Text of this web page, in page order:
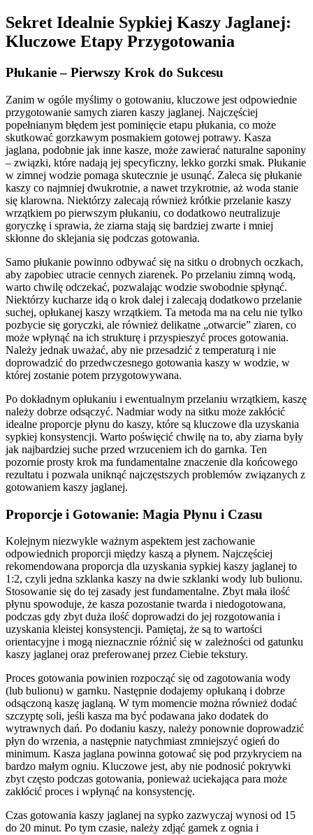
Sekret Idealnie Sypkiej Kaszy Jaglanej:
Kluczowe Etapy Przygotowania
Płukanie – Pierwszy Krok do Sukcesu
Zanim w ogóle myślimy o gotowaniu, kluczowe jest odpowiednie
przygotowanie samych ziaren kaszy jaglanej. Najczęściej
popełnianym błędem jest pominięcie etapu płukania, co może
skutkować gorzkawym posmakiem gotowej potrawy. Kasza
jaglana, podobnie jak inne kasze, może zawierać naturalne saponiny
– związki, które nadają jej specyficzny, lekko gorzki smak. Płukanie
w zimnej wodzie pomaga skutecznie je usunąć. Zaleca się płukanie
kaszy co najmniej dwukrotnie, a nawet trzykrotnie, aż woda stanie
się klarowna. Niektórzy zalecają również krótkie przelanie kaszy
wrzątkiem po pierwszym płukaniu, co dodatkowo neutralizuje
goryczkę i sprawia, że ziarna stają się bardziej zwarte i mniej
skłonne do sklejania się podczas gotowania.
Samo płukanie powinno odbywać się na sitku o drobnych oczkach,
aby zapobiec utracie cennych ziarenek. Po przelaniu zimną wodą,
warto chwilę odczekać, pozwalając wodzie swobodnie spłynąć.
Niektórzy kucharze idą o krok dalej i zalecają dodatkowo przelanie
suchej, opłukanej kaszy wrzątkiem. Ta metoda ma na celu nie tylko
pozbycie się goryczki, ale również delikatne „otwarcie” ziaren, co
może wpłynąć na ich strukturę i przyspieszyć proces gotowania.
Należy jednak uważać, aby nie przesadzić z temperaturą i nie
doprowadzić do przedwczesnego gotowania kaszy w wodzie, w
której zostanie potem przygotowywana.
Po dokładnym opłukaniu i ewentualnym przelaniu wrzątkiem, kaszę
należy dobrze odsączyć. Nadmiar wody na sitku może zakłócić
idealne proporcje płynu do kaszy, które są kluczowe dla uzyskania
sypkiej konsystencji. Warto poświęcić chwilę na to, aby ziarna były
jak najbardziej suche przed wrzuceniem ich do garnka. Ten
pozornie prosty krok ma fundamentalne znaczenie dla końcowego
rezultatu i pozwala uniknąć najczęstszych problemów związanych z
gotowaniem kaszy jaglanej.
Proporcje i Gotowanie: Magia Płynu i Czasu
Kolejnym niezwykle ważnym aspektem jest zachowanie
odpowiednich proporcji między kaszą a płynem. Najczęściej
rekomendowana proporcja dla uzyskania sypkiej kaszy jaglanej to
1:2, czyli jedna szklanka kaszy na dwie szklanki wody lub bulionu.
Stosowanie się do tej zasady jest fundamentalne. Zbyt mała ilość
płynu spowoduje, że kasza pozostanie twarda i niedogotowana,
podczas gdy zbyt duża ilość doprowadzi do jej rozgotowania i
uzyskania kleistej konsystencji. Pamiętaj, że są to wartości
orientacyjne i mogą nieznacznie różnić się w zależności od gatunku
kaszy jaglanej oraz preferowanej przez Ciebie tekstury.
Proces gotowania powinien rozpocząć się od zagotowania wody
(lub bulionu) w garnku. Następnie dodajemy opłukaną i dobrze
odsączoną kaszę jaglaną. W tym momencie można również dodać
szczyptę soli, jeśli kasza ma być podawana jako dodatek do
wytrawnych dań. Po dodaniu kaszy, należy ponownie doprowadzić
płyn do wrzenia, a następnie natychmiast zmniejszyć ogień do
minimum. Kasza jaglana powinna gotować się pod przykryciem na
bardzo małym ogniu. Kluczowe jest, aby nie podnosić pokrywki
zbyt często podczas gotowania, ponieważ uciekająca para może
zakłócić proces i wpłynąć na konsystencję.
Czas gotowania kaszy jaglanej na sypko zazwyczaj wynosi od 15
do 20 minut. Po tym czasie, należy zdjąć garnek z ognia i